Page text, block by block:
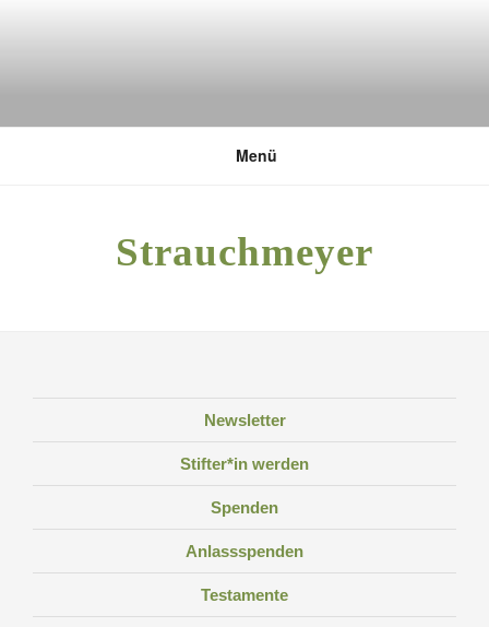
DEUTSCHE UMWELTSTIFTUNG
Menü
Strauchmeyer
Newsletter
Stifter*in werden
Spenden
Anlassspenden
Testamente